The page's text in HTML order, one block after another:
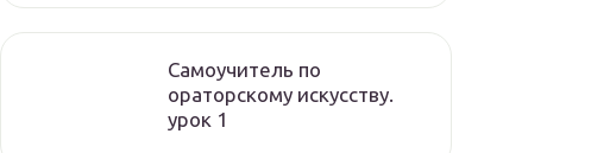
Самоучитель по
ораторскому искусству.
урок 1